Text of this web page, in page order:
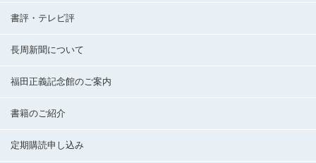
書評・テレビ評
長周新聞について
福田正義記念館のご案内
書籍のご紹介
定期購読申し込み